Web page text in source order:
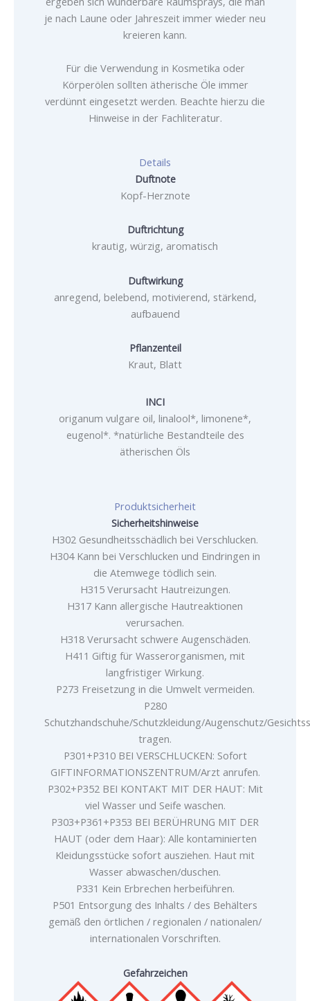
je nach Laune oder Jahreszeit immer wieder neu
kreieren kann.
Für die Verwendung in Kosmetika oder
Körperölen sollten ätherische Öle immer
verdünnt eingesetzt werden. Beachte hierzu die
Hinweise in der Fachliteratur.
Details
Duftnote
Kopf-Herznote
Duftrichtung
krautig, würzig, aromatisch
Duftwirkung
anregend, belebend, motivierend, stärkend,
aufbauend
Pflanzenteil
Kraut, Blatt
INCI
origanum vulgare oil, linalool*, limonene*,
eugenol*. *natürliche Bestandteile des
ätherischen Öls
Produktsicherheit
Sicherheitshinweise
H302 Gesundheitsschädlich bei Verschlucken.
H304 Kann bei Verschlucken und Eindringen in
die Atemwege tödlich sein.
H315 Verursacht Hautreizungen.
H317 Kann allergische Hautreaktionen
verursachen.
H318 Verursacht schwere Augenschäden.
H411 Giftig für Wasserorganismen, mit
langfristiger Wirkung.
P273 Freisetzung in die Umwelt vermeiden.
P280
Schutzhandschuhe/Schutzkleidung/Augenschutz/
tragen.
P301+P310 BEI VERSCHLUCKEN: Sofort
GIFTINFORMATIONSZENTRUM/Arzt anrufen.
P302+P352 BEI KONTAKT MIT DER HAUT: Mit
viel Wasser und Seife waschen.
P303+P361+P353 BEI BERÜHRUNG MIT DER
HAUT (oder dem Haar): Alle kontaminierten
Kleidungsstücke sofort ausziehen. Haut mit
Wasser abwaschen/duschen.
P331 Kein Erbrechen herbeiführen.
P501 Entsorgung des Inhalts / des Behälters
gemäß den örtlichen / regionalen / nationalen/
internationalen Vorschriften.
Gefahrzeichen